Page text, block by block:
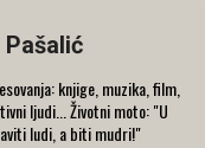
knjige, muzika, film,
ljudi... Životni moto: "U
ludi, a biti mudri!"